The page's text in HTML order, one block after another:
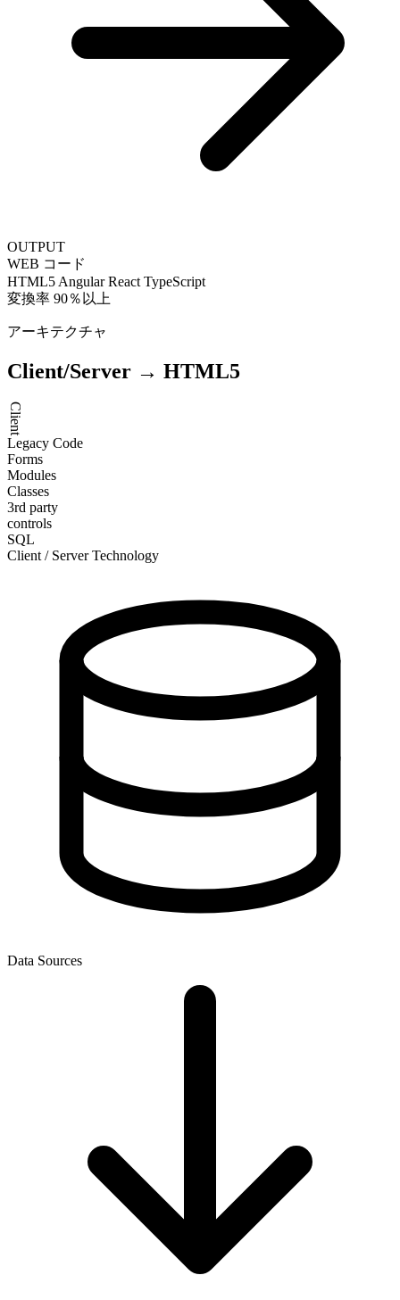
OUTPUT
WEB コード
HTML5 Angular React TypeScript
変換率 90％以上
アーキテクチャ
Client/Server → HTML5
Client
Legacy Code
Forms
Modules
Classes
3rd party
controls
SQL
Client / Server Technology
Data Sources